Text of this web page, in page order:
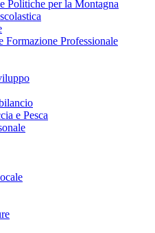
Politiche per la Montagna
Formazione Professionale
e Pesca